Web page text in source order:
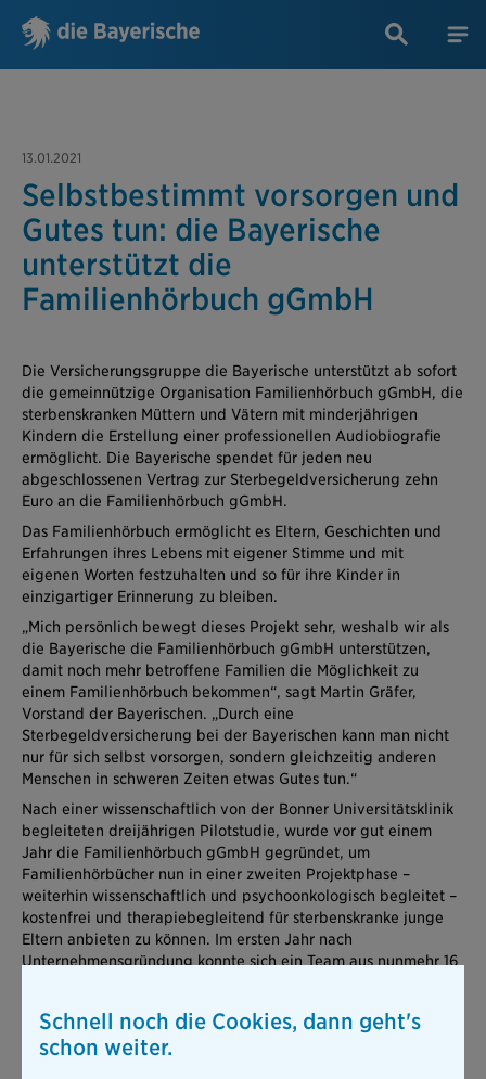
13.01.2021
Selbstbestimmt vorsorgen und
Gutes tun: die Bayerische
unterstützt die
Familienhörbuch gGmbH
Die Versicherungsgruppe die Bayerische unterstützt ab sofort
die gemeinnützige Organisation Familienhörbuch gGmbH, die
sterbenskranken Müttern und Vätern mit minderjährigen
Kindern die Erstellung einer professionellen Audiobiografie
ermöglicht. Die Bayerische spendet für jeden neu
abgeschlossenen Vertrag zur Sterbegeldversicherung zehn
Euro an die Familienhörbuch gGmbH.
Das Familienhörbuch ermöglicht es Eltern, Geschichten und
Erfahrungen ihres Lebens mit eigener Stimme und mit
eigenen Worten festzuhalten und so für ihre Kinder in
einzigartiger Erinnerung zu bleiben.
„Mich persönlich bewegt dieses Projekt sehr, weshalb wir als
die Bayerische die Familienhörbuch gGmbH unterstützen,
damit noch mehr betroffene Familien die Möglichkeit zu
einem Familienhörbuch bekommen“, sagt Martin Gräfer,
Vorstand der Bayerischen. „Durch eine
Sterbegeldversicherung bei der Bayerischen kann man nicht
nur für sich selbst vorsorgen, sondern gleichzeitig anderen
Menschen in schweren Zeiten etwas Gutes tun.“
Nach einer wissenschaftlich von der Bonner Universitätsklinik
begleiteten dreijährigen Pilotstudie, wurde vor gut einem
Jahr die Familienhörbuch gGmbH gegründet, um
Familienhörbücher nun in einer zweiten Projektphase –
weiterhin wissenschaftlich und psychoonkologisch begleitet –
kostenfrei und therapiebegleitend für sterbenskranke junge
Eltern anbieten zu können. Im ersten Jahr nach
Unternehmensgründung konnte sich ein Team aus nunmehr 16
Familienhörbücher mit einer durchschnittlichen Hördauer von
sechs bis sieben Stunden fertigstellen.
Schnell noch die Cookies, dann geht's
schon weiter.